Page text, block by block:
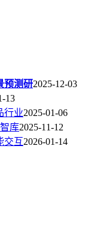
预测研2025-12-03
13
行业2025-01-06
库2025-11-12
交互2026-01-14